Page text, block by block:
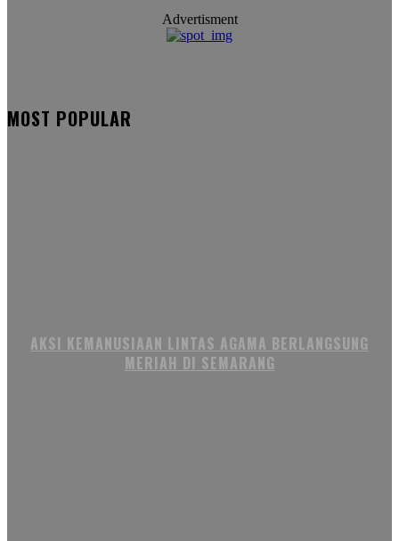
Advertisment
MOST POPULAR
AKSI KEMANUSIAAN LINTAS AGAMA BERLANGSUNG
MERIAH DI SEMARANG